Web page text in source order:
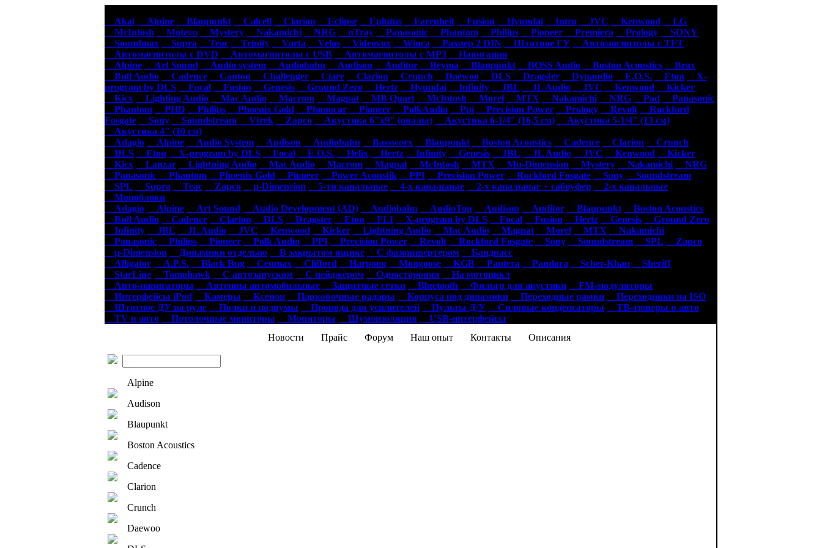
Akai
Alpine Blaupunkt Calcell Clarion Eclipse Eplutus Farenheit Fusion Hyundai Intro JVC Kenwood
LG
McIntosh
Motevo Mystery Nakamichi NRG nTray Panasonic Phantom Philips Pioneer Premiera Prology
SONY
Soundmax
Supra Teac Trinity Varta Velas Videovox Winca Размер 2 DIN Штатное ГУ
Автомагнитолы с TFT
Автомагнитолы с DVD
Автомагнитолы с USB Автомагнитолы с MP3
Навигация
Alpine
Art Sound Audio system Audiobahn Audison Auditor Beyma Blaupunkt BOSS Audio Boston Acoustics
Brax
Bull Audio
Cadence Canton Challenger Ciare Clarion Crunch Daewoo DLS Dragster Dynaudio E.O.S. Eton
X-
program by DLS
Focal Fusion Genesis Ground Zero Hertz Hyundai Infinity JBL JL Audio JVC Kenwood
Kicker
Kicx
Lighting Audio Mac Audio Macrom Magnat MB Quart McIntosh Morel MTX Nakamichi NRG Pad
Panasonic
Phantom
PHD Philips Phoenix Gold Phonocar Pioneer PolkAudio Ppi Precision Power Prology Revolt
Rockford
Fosgate
Sony Soundstream Vtrek Zapco Акустика 6"х9" (овалы) Акустика 6-1/4" (16,5 см)
Акустика 5-1/4" (13 см)
Акустика 4" (10 см)
Adagio
Alpine Audio System Audison Audiobahn Bassworx Blaupunkt Boston Acoustics Cadence Clarion
Crunch
DLS
Eton X-program by DLS Focal E.O.S. Helix Hertz Infinity Genesis JBL JL Audio JVC Kenwood
Kicker
Kicx
Lanzar Lightning Audio Mac Audio Macrom Magnat McIntosh MTX Mu-Dimension Mystery Nakamichi
NRG
Panasonic
Phantom Phoenix Gold Pioneer Power Acoustik PPI Precision Power Rockford Fosgate Sony
Soundstream
SPL
Supra Teac Zapco µ-Dimension 5-ти канальные 4-х канальные 2-х канальные + сабвуфер
2-х канальные
Моноблоки
Adagio
Alpine Art Sound Audio Development (AD) Audiobahn AudioTop Audison Auditor Blaupunkt
Boston Acoustics
Bull Audio
Cadence Clarion DLS Dragster Eton FLI X-program by DLS Focal Fusion Hertz Genesis
Ground Zero
Infinity
JBL JL Audio JVC Kenwood Kicker Lightning Audio Mac Audio Magnat Morel MTX
Nakamichi
Panasonic
Philips Pioneer Polk Audio PPI Precision Power Revolt Rockford Fosgate Sony Soundstream SPL
Zapco
µ-Dimension
Динамики отдельно В закрытом ящике С фазоинвертером
Бандпасс
Alligator
A.P.S. Black Bug Cenmax Clifford Harpoon Mongoose KGB Pantera Pandora Scher-Khan
Sheriff
StarLine
Tomohawk С автозапуском С пейджером Одностороняя
На мотоцикл
Авто-навигаторы
Антенны автомобильные Защитные сетки Bluetooth Фильтр для акустики
FM-модуляторы
Интерфейсы iPod
Камеры Ксенон Парковочные радары Корпуса под динамики Переходные рамки
Переходники на ISO
Штатное ДУ на руле
Полки и подиумы Провода для усилителей Пульты Д/У Силовые конденсаторы
ТВ-тюнеры в авто
TV в авто
Потолочные мониторы Мониторы Шумоизоляция
USB-интерфейсы
Новости ПрайсФорумНаш опытКонтактыОписания
Alpine
Audison
Blaupunkt
Boston Acoustics
Cadence
Clarion
Crunch
Daewoo